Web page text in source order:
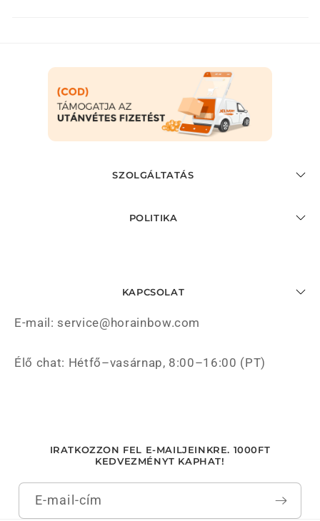
SZOLGÁLTATÁS
POLITIKA
KAPCSOLAT
E-mail: service@horainbow.com
Élő chat: Hétfő–vasárnap, 8:00–16:00 (PT)
IRATKOZZON FEL E-MAILJEINKRE. 1000FT
KEDVEZMÉNYT KAPHAT!
E-mail-cím